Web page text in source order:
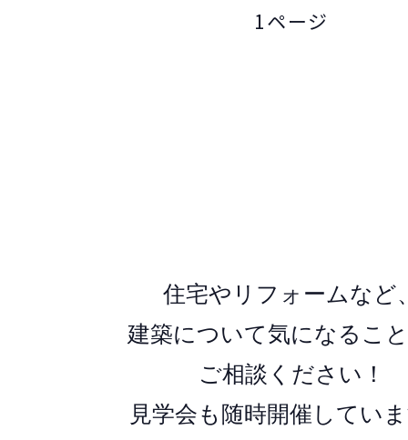
1ページ
住宅やリフォームなど
建築について気になるこ
ご相談ください！
見学会も随時開催してい